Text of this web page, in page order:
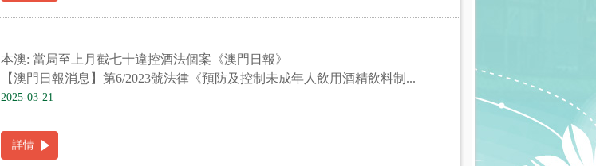
本澳: 當局至上月截七十違控酒法個案《澳門日報》
【澳門日報消息】第6/2023號法律《預防及控制未成年人飲用酒精飲料制...
2025-03-21
詳情